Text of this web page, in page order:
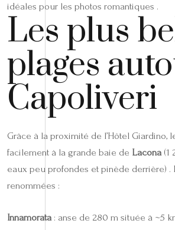
idéales pour les photos romantiques .
Les plus
plages
Capoliveri
Grâce à la proximité de l’Hôtel Giardino,
facilement à la grande baie de Lacona(1
eaux peu profondes et pinède derrière) .
renommées :
Innamorata: anse de 280 m située à ~5